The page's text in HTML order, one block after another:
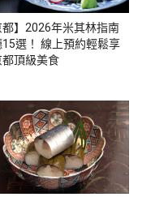
都】2026年米其林指南
選！ 線上預約輕鬆享
都頂級美食